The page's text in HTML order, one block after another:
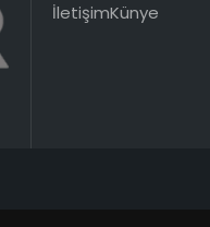
İletişimKünye